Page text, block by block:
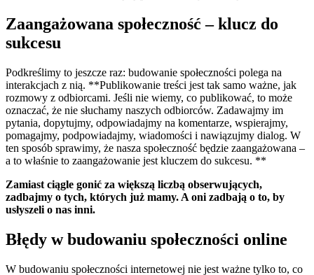
Zaangażowana społeczność – klucz do
sukcesu
Podkreślimy to jeszcze raz: budowanie społeczności polega na
interakcjach z nią. **Publikowanie treści jest tak samo ważne, jak
rozmowy z odbiorcami. Jeśli nie wiemy, co publikować, to może
oznaczać, że nie słuchamy naszych odbiorców. Zadawajmy im
pytania, dopytujmy, odpowiadajmy na komentarze, wspierajmy,
pomagajmy, podpowiadajmy, wiadomości i nawiązujmy dialog. W
ten sposób sprawimy, że nasza społeczność będzie zaangażowana –
a to właśnie to zaangażowanie jest kluczem do sukcesu. **
Zamiast ciągle gonić za większą liczbą obserwujących,
zadbajmy o tych, których już mamy. A oni zadbają o to, by
usłyszeli o nas inni.
Błędy w budowaniu społeczności online
W budowaniu społeczności internetowej nie jest ważne tylko to, co